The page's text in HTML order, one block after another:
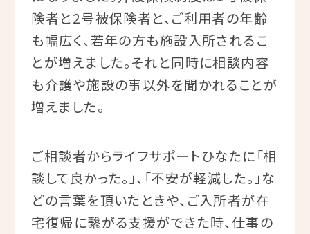
険者と2号被保険者と、ご利用者の年齢
も幅広く、若年の方も施設入所されるこ
とが増えました。それと同時に相談内容
も介護や施設の事以外を聞かれることが
増えました。
ご相談者からライフサポートひなたに「相
談して良かった。」、「不安が軽減した。」な
どの言葉を頂いたときや、ご入所者が在
宅復帰に繋がる支援ができた時、仕事の